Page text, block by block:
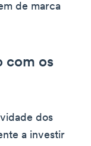
de marca
com os
dos
a investir